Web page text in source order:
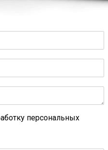
персональных